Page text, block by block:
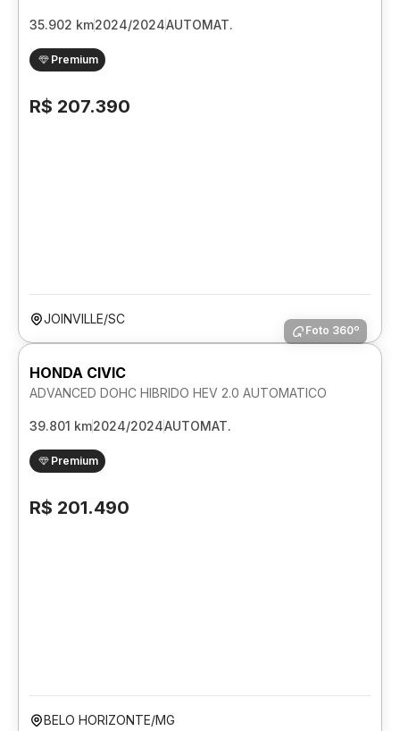
35.902 km2024/2024AUTOMAT.
Premium
R$ 207.390
JOINVILLE/SC
Foto 360º
HONDA CIVIC
ADVANCED DOHC HIBRIDO HEV 2.0 AUTOMATICO
39.801 km2024/2024AUTOMAT.
Premium
R$ 201.490
BELO HORIZONTE/MG